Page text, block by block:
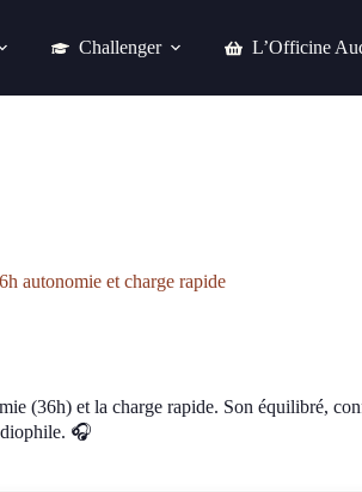
Challenger L’Officine
autonomie et charge rapide
(36h) et la charge rapide. Son équilibré,
🎧